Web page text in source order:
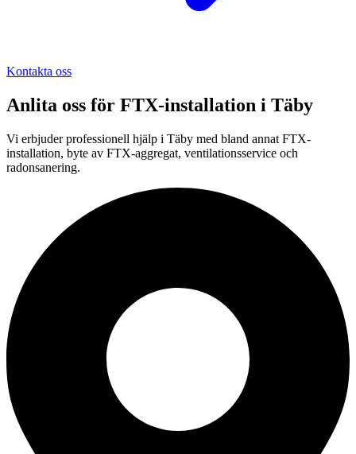
Kontakta oss
Anlita oss för FTX-installation i Täby
Vi erbjuder professionell hjälp i Täby med bland annat FTX-
installation, byte av FTX-aggregat, ventilationsservice och
radonsanering.